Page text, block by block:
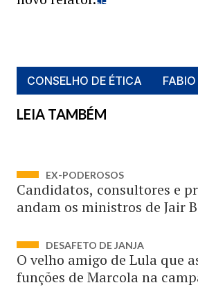
CONSELHO DE ÉTICA
LEIA TAMBÉM
EX-PODEROSOS
Candidatos, consultores e
andam os ministros de Jair
DESAFETO DE JANJA
O velho amigo de Lula que
funções de Marcola na